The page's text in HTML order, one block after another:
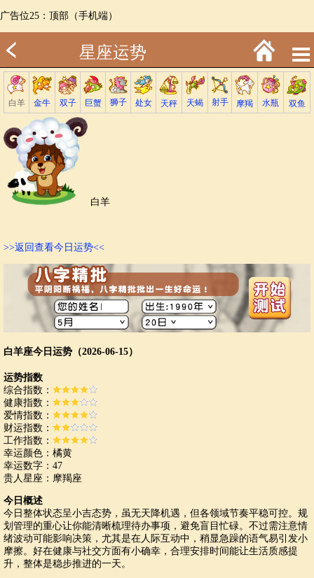
广告位25：顶部（手机端）
星座运势
白羊 金牛 双子 巨蟹 狮子 处女 天秤 天蝎 射手 摩羯 水瓶 双鱼
白羊
>>返回查看今日运势<<
白羊座今日运势（2026-06-15）
运势指数
综合指数：
健康指数：
爱情指数：
财运指数：
工作指数：
幸运颜色：橘黄
幸运数字：47
贵人星座：摩羯座
今日概述
今日整体状态呈小吉态势，虽无天降机遇，但各领域节奏平稳可控。规
划管理的重心让你能清晰梳理待办事项，避免盲目忙碌。不过需注意情
绪波动可能影响决策，尤其是在人际互动中，稍显急躁的语气易引发小
摩擦。好在健康与社交方面有小确幸，合理安排时间能让生活质感提
升，整体是稳步推进的一天。